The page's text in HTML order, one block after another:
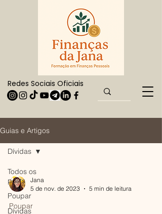
Redes Sociais Oficiais
Guias e Artigos
Todos os
posts
Poupar
Dívidas
Dívidas
Jana
5 de nov. de 2023
5 min de leitura
Poupar